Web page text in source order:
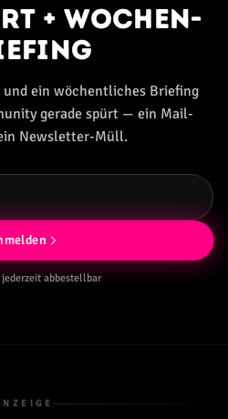
+ Wochen-
ein wöchentliches Briefing
gerade spürt — ein Mail-
Newsletter-Müll.
jederzeit abbestellbar